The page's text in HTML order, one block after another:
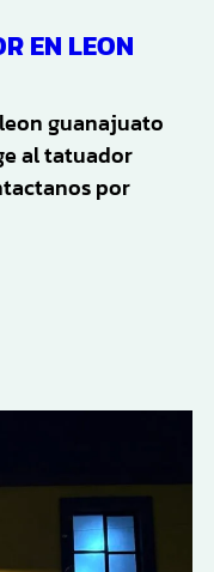
EN LEON
guanajuato
al tatuador
por